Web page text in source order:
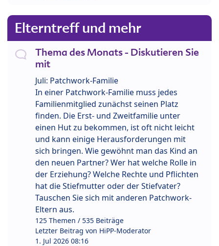
Elterntreff und mehr
Thema des Monats - Diskutieren Sie
mit
Juli: Patchwork-Familie
In einer Patchwork-Familie muss jedes
Familienmitglied zunächst seinen Platz
finden. Die Erst- und Zweitfamilie unter
einen Hut zu bekommen, ist oft nicht leicht
und kann einige Herausforderungen mit
sich bringen. Wie gewöhnt man das Kind an
den neuen Partner? Wer hat welche Rolle in
der Erziehung? Welche Rechte und Pflichten
hat die Stiefmutter oder der Stiefvater?
Tauschen Sie sich mit anderen Patchwork-
Eltern aus.
125 Themen / 535 Beiträge
Letzter Beitrag von HiPP-Moderator
1. Jul 2026 08:16